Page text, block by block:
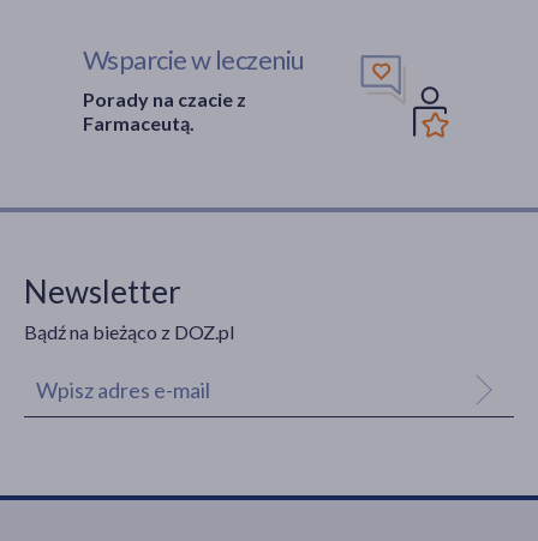
Wsparcie w leczeniu
Porady na czacie z
Farmaceutą.
Newsletter
Bądź na bieżąco z DOZ.pl